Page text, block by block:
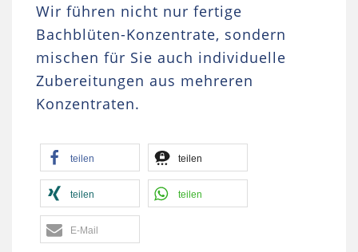
Wir führen nicht nur fertige
Bachblüten-Konzentrate, sondern
mischen für Sie auch individuelle
Zubereitungen aus mehreren
Konzentraten.
teilen teilen
teilen teilen
E-Mail